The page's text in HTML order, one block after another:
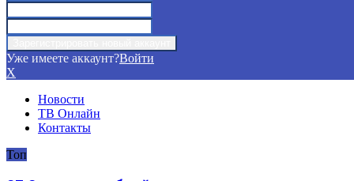
Уже имеете аккаунт?Войти
X
Новости
ТВ Онлайн
Контакты
Топ